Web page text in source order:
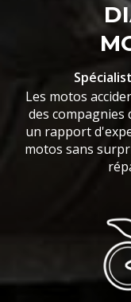
Les motos
des compagnies
un rapport
motos sans